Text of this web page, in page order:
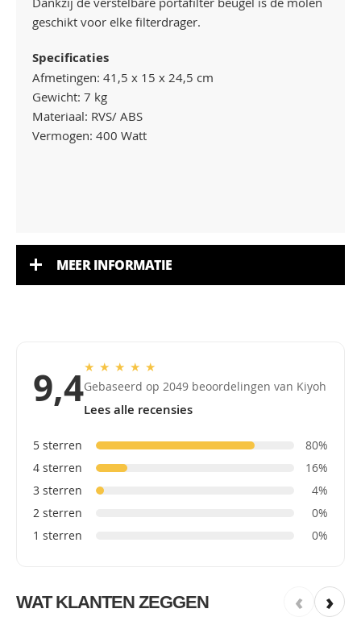
geschikt voor elke filterdrager.
Specificaties
Afmetingen: 41,5 x 15 x 24,5 cm
Gewicht: 7 kg
Materiaal: RVS/ ABS
Vermogen: 400 Watt
MEER INFORMATIE
9,4★ ★ ★ ★ ★
Gebaseerd op 2049 beoordelingen van Kiyoh
Lees alle recensies
5 sterren
80%
4 sterren
16%
3 sterren
4%
2 sterren
0%
1 sterren
0%
WAT KLANTEN ZEGGEN ‹ ›